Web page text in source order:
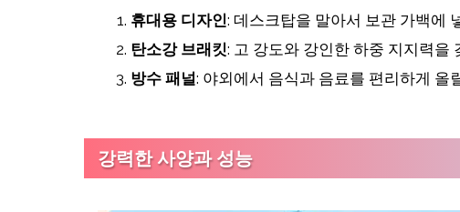
휴대용 디자인: 데스크탑을 말아서 보관 가백에
탄소강 브래킷: 고 강도와 강인한 하중 지지력을
방수 패널: 야외에서 음식과 음료를 편리하게 올
강력한 사양과 성능